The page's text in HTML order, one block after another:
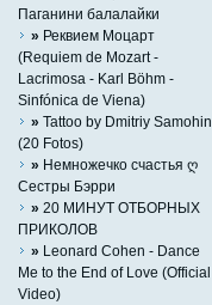
Паганини балалайки
» Реквием Моцарт
(Requiem de Mozart -
Lacrimosa - Karl Böhm -
Sinfónica de Viena)
» Tattoo by Dmitriy Samohin
(20 Fotos)
» Немножечко счастья ღ
Сестры Бэрри
» 20 МИНУТ ОТБОРНЫХ
ПРИКОЛОВ
» Leonard Cohen - Dance
Me to the End of Love (Official
Video)